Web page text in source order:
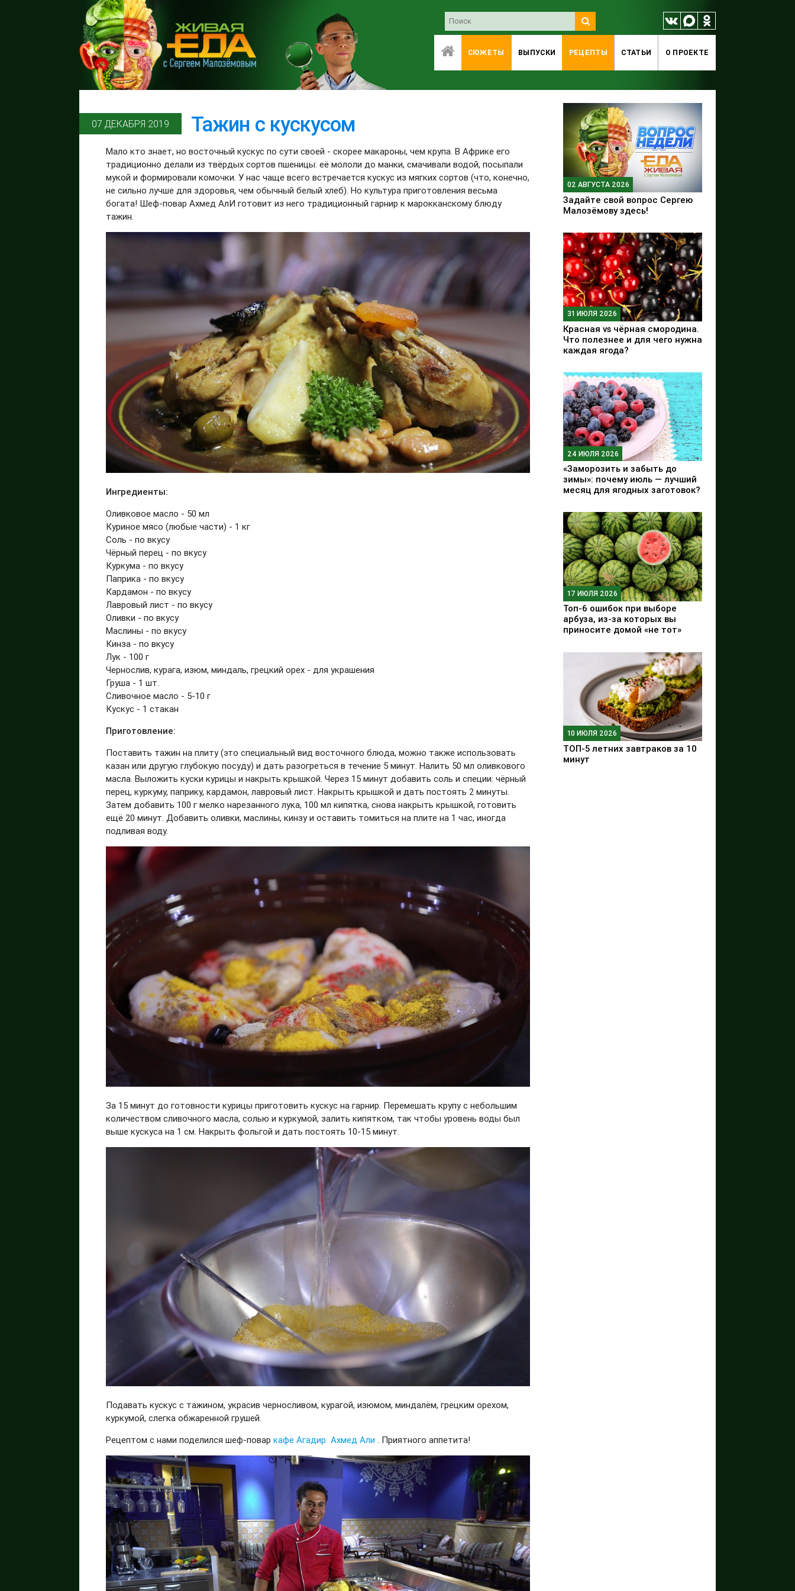
СЮЖЕТЫ ВЫПУСКИ РЕЦЕПТЫ СТАТЬИ O ПРОЕКТЕ
07 ДЕКАБРЯ 2019 Тажин с кускусом
Мало кто знает, но восточный кускус по сути своей - скорее макароны, чем крупа. В Африке его
традиционно делали из твёрдых сортов пшеницы: её мололи до манки, смачивали водой, посыпали
мукой и формировали комочки. У нас чаще всего встречается кускус из мягких сортов (что, конечно,
не сильно лучше для здоровья, чем обычный белый хлеб). Но культура приготовления весьма
богата! Шеф-повар Ахмед АлИ готовит из него традиционный гарнир к марокканскому блюду
тажин.
Ингредиенты:
Оливковое масло - 50 мл
Куриное мясо (любые части) - 1 кг
Соль - по вкусу
Чёрный перец - по вкусу
Куркума - по вкусу
Паприка - по вкусу
Кардамон - по вкусу
Лавровый лист - по вкусу
Оливки - по вкусу
Маслины - по вкусу
Кинза - по вкусу
Лук - 100 г
Чернослив, курага, изюм, миндаль, грецкий орех - для украшения
Груша - 1 шт.
Сливочное масло - 5-10 г
Кускус - 1 стакан
Приготовление:
Поставить тажин на плиту (это специальный вид восточного блюда, можно также использовать
казан или другую глубокую посуду) и дать разогреться в течение 5 минут. Налить 50 мл оливкового
масла. Выложить куски курицы и накрыть крышкой. Через 15 минут добавить соль и специи: чёрный
перец, куркуму, паприку, кардамон, лавровый лист. Накрыть крышкой и дать постоять 2 минуты.
Затем добавить 100 г мелко нарезанного лука, 100 мл кипятка, снова накрыть крышкой, готовить
ещё 20 минут. Добавить оливки, маслины, кинзу и оставить томиться на плите на 1 час, иногда
подливая воду.
За 15 минут до готовности курицы приготовить кускус на гарнир. Перемешать крупу с небольшим
количеством сливочного масла, солью и куркумой, залить кипятком, так чтобы уровень воды был
выше кускуса на 1 см. Накрыть фольгой и дать постоять 10-15 минут.
Подавать кускус с тажином, украсив черносливом, курагой, изюмом, миндалём, грецким орехом,
куркумой, слегка обжаренной грушей.
Рецептом с нами поделился шеф-поваркафе Агадир Ахмед Али . Приятного аппетита!
02 АВГУСТА 2026
Задайте свой вопрос Сергею
Малозёмову здесь!
31 ИЮЛЯ 2026
Красная vs чёрная смородина.
Что полезнее и для чего нужна
каждая ягода?
24 ИЮЛЯ 2026
«Заморозить и забыть до
зимы»: почему июль — лучший
месяц для ягодных заготовок?
17 ИЮЛЯ 2026
Топ-6 ошибок при выборе
арбуза, из-за которых вы
приносите домой «не тот»
10 ИЮЛЯ 2026
ТОП-5 летних завтраков за 10
минут